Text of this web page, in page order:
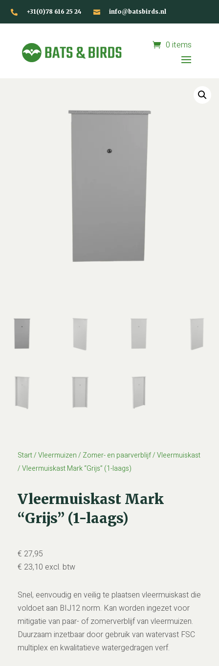
 +31(0)78 616 25 24  info@batsbirds.nl
0 items
Start/Vleermuizen/ Zomer- en paarverblijf/Vleermuiskast
/ Vleermuiskast Mark “Grijs” (1-laags)
Vleermuiskast Mark
“Grijs” (1-laags)
€ 27,95
€ 23,10 excl. btw
Snel, eenvoudig en veilig te plaatsen vleermuiskast die
voldoet aan BIJ12 norm. Kan worden ingezet voor
mitigatie van paar- of zomerverblijf van vleermuizen.
Duurzaam inzetbaar door gebruik van watervast FSC
multiplex en kwalitatieve watergedragen verf.